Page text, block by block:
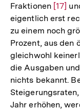
Fraktionen Zur
der
[17]
eigentlich erst
zu einem noch
Prozent, aus den
gleichwohl
die Ausgaben
nichts bekannt.
Jahr erhöhen,